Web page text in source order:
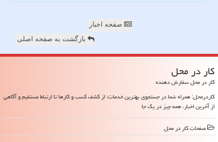
صفحه اخبار
بازگشت به صفحه اصلی
كار در محل
کار در محل سفارش دهنده
کاردرمحل: همراه شما در جستجوی بهترین خدمات؛ از کشف کسب و کارها تا ارتباط مستقیم و آگاهی
از آخرین اخبار، همه چیز در یک جا
صفحات كار در محل